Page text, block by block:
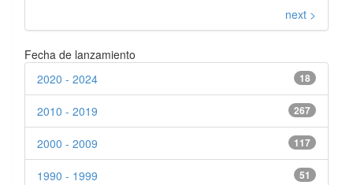
next >
Fecha de lanzamiento
18
2020 - 2024
267
2010 - 2019
117
2000 - 2009
51
1990 - 1999